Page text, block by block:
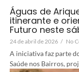
Águas de
itinerante e
Futuro neste
24 de abril de 2026 / No
A iniciativa faz parte
Saúde nos Bairros,